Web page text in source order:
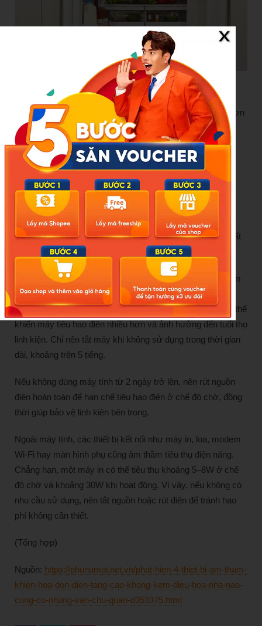
Ngoài ra, việc mở cửa tủ quá lâu hoặc đóng không kín sẽ
khiến hơi lạnh thất thoát, buộc máy nén hoạt động nhiều hơn
để làm lạnh lại. Người dùng cũng nên tránh nhồi nhét quá
nhiều thực phẩm và vệ sinh tủ định kỳ để thiết bị vận hành
hiệu quả hơn.
Máy tính để bàn và thiết bị ngoại vi
Máy tính để bàn sử dụng khoảng 12 tiếng mỗi ngày có thể
tiêu thụ từ 72-75 kWh điện/tháng, tùy cấu hình và công suất
thiết bị.
Nhiều người thường xuyên bật, tắt máy liên tục để tiết kiệm
điện, nhưng điều này chưa hẳn hiệu quả. Nếu chỉ rời máy
trong thời gian ngắn, việc tắt rồi khởi động lại nhiều lần có thể
khiến máy tiêu hao điện nhiều hơn và ảnh hưởng đến tuổi thọ
linh kiện. Chỉ nên tắt máy khi không sử dụng trong thời gian
dài, khoảng trên 5 tiếng.
Nếu không dùng máy tính từ 2 ngày trở lên, nên rút nguồn
điện hoàn toàn để hạn chế tiêu hao điện ở chế độ chờ, đồng
thời giúp bảo vệ linh kiện bên trong.
Ngoài máy tính, các thiết bị kết nối như máy in, loa, modem
Wi-Fi hay màn hình phụ cũng âm thầm tiêu thụ điện năng.
Chẳng hạn, một máy in có thể tiêu thụ khoảng 5–8W ở chế
độ chờ và khoảng 30W khi hoạt động. Vì vậy, nếu không có
nhu cầu sử dụng, nên tắt nguồn hoặc rút điện để tránh hao
phí không cần thiết.
(Tổng hợp)
Nguồn: https://phunumoi.net.vn/phat-hien-4-thiet-bi-am-tham-
khien-hoa-don-dien-tang-cao-khong-kem-dieu-hoa-nha-nao-
cung-co-nhung-van-chu-quan-d353375.html